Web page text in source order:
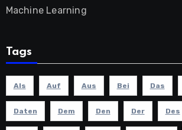
Machine Learning
Tags
Als Auf Aus Bei Das
Daten Dem Den Der Des